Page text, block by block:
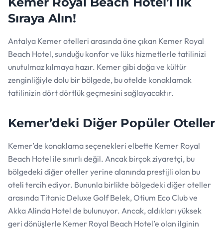
Sıraya Alın!
Antalya Kemer otelleri arasında öne çıkan Kemer Royal
Beach Hotel, sunduğu konfor ve lüks hizmetlerle tatilinizi
unutulmaz kılmaya hazır. Kemer gibi doğa ve kültür
zenginliğiyle dolu bir bölgede, bu otelde konaklamak
tatilinizin dört dörtlük geçmesini sağlayacaktır.
Kemer’deki Diğer Popüler Oteller
Kemer’de konaklama seçenekleri elbette Kemer Royal
Beach Hotel ile sınırlı değil. Ancak birçok ziyaretçi, bu
bölgedeki diğer oteller yerine alanında prestijli olan bu
oteli tercih ediyor. Bununla birlikte bölgedeki diğer oteller
arasında Titanic Deluxe Golf Belek, Otium Eco Club ve
Akka Alinda Hotel de bulunuyor. Ancak, aldıkları yüksek
geri dönüşlerle Kemer Royal Beach Hotel’e olan ilginin